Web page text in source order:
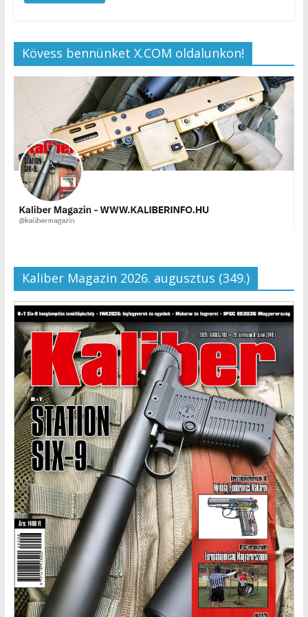
Kövess bennünket X.COM oldalunkon!
Kaliber Magazin 2026. augusztus (349.)